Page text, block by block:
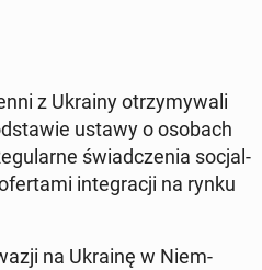
z Ukrainy otrzy­my­wa­li
ustawy o osobach
świad­cze­nia so­cjal­
in­te­gra­cji na rynku
na Ukrainę w Niem­